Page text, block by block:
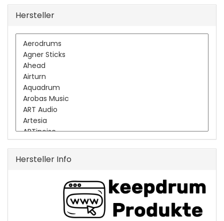
Hersteller
Hersteller Info